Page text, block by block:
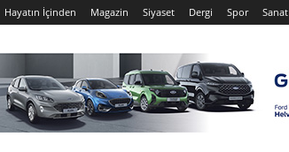
Hayatın İçinden Magazin Siyaset Dergi Spor Sanat